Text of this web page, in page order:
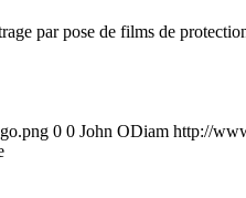
par pose de films de
0 0 John ODiam http://